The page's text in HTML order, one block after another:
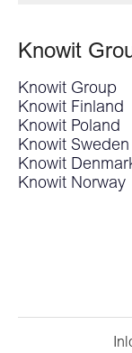
Knowit
Knowit Group
Knowit Finland
Knowit Poland
Knowit Sweden
Knowit
Knowit Norway